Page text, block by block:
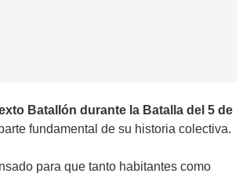
Batallón durante la Batalla del 5 de
fundamental de su historia colectiva.
para que tanto habitantes como